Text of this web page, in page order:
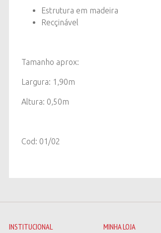
Estrutura em madeira
Recçinável
Tamanho aprox:
Largura: 1,90m
Altura: 0,50m
Cod: 01/02
INSTITUCIONAL MINHA LOJA